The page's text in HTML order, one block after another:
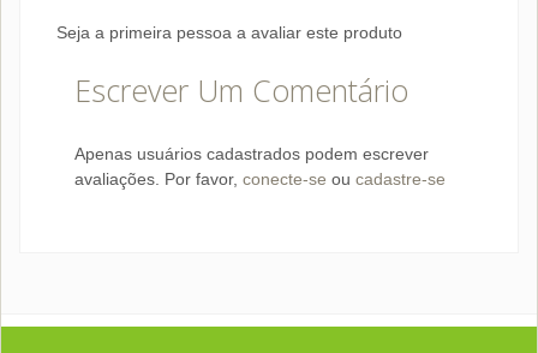
Seja a primeira pessoa a avaliar este produto
Escrever Um Comentário
Apenas usuários cadastrados podem escrever
avaliações. Por favor, conecte-se ou cadastre-se